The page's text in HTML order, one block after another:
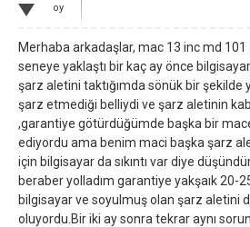
oy
Merhaba arkadaşlar, mac 13 inc md 101
seneye yaklaştı bir kaç ay önce
şarz aletini taktığımda sönük bir şekilde
şarz etmediği belliydi ve şarz aletinin
,garantiye götürdüğümde başka bir
ediyordu ama benim maci başka şarz
için bilgisayar da sıkıntı var diye
beraber yolladım garantiye yakşaık 20-
bilgisayar ve soyulmuş olan şarz aletini
oluyordu.Bir iki ay sonra tekrar aynı